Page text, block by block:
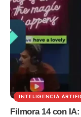
INTELIGENCIA
Filmora 14 con